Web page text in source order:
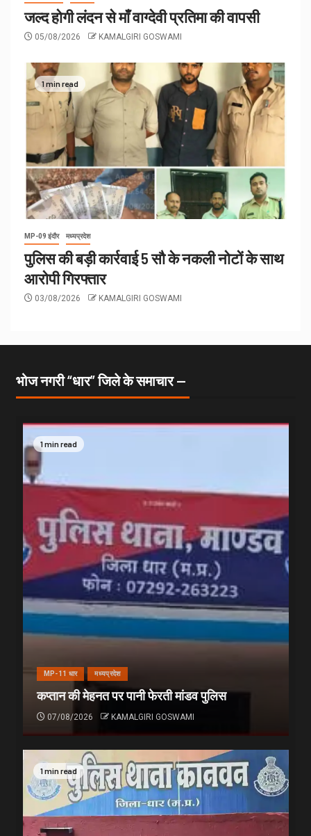
जल्द होगी लंदन से माँ वाग्देवी प्रतिमा की वापसी
05/08/2026 KAMALGIRI GOSWAMI
1 min read
MP-09 इंदौर मध्यप्रदेश
पुलिस की बड़ी कार्रवाई 5 सौ के नकली नोटों के साथ
आरोपी गिरफ्तार
03/08/2026 KAMALGIRI GOSWAMI
भोज नगरी “धार” जिले के समाचार —
1 min read
MP-11 धार मध्यप्रदेश
कप्तान की मेहनत पर पानी फेरती मांडव पुलिस
07/08/2026 KAMALGIRI GOSWAMI
1 min read